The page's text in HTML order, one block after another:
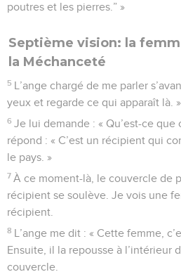
poutres et les pierres.” »
Septième vision: la
la Méchanceté
5 L’ange chargé de me parler
yeux et regarde ce qui apparaît là. »
6 Je lui demande : « Qu’est-ce que
répond : « C’est un récipient qui
le pays. »
7 À ce moment-là, le couvercle de
récipient se soulève. Je vois une
récipient.
8 L’ange me dit : « Cette femme,
Ensuite, il la repousse à l’intérieur
couvercle.